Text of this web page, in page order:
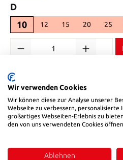
Dauswählen
10
12 15 20 25
Produktnummer:
Beschreibung
• Auslieferzustand: weichgeglüht
gesägtVerwendung:Werkzeuge
Wir verwenden Cookies
Wir können diese zur Analyse unserer
Webseite zu verbessern, personalisierte
großartiges Webseiten-Erlebnis zu
den von uns verwendeten Cookies
Ablehnen